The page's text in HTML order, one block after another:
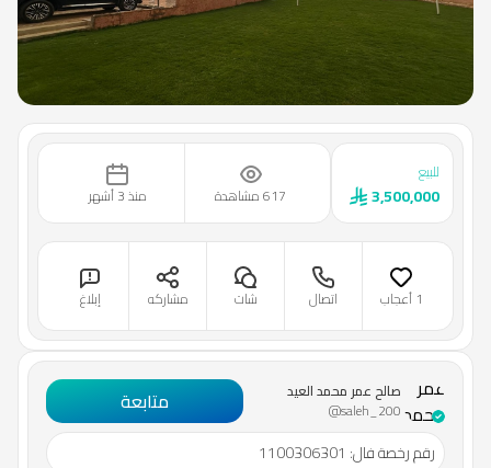
صالح
عمر
محمد
العيد
صالح عمر محمد العيد
@saleh_200 متابعة
رقم رخصة فال:
1100306301
للبيع
3,500,000 617 مشاهدة منذ 3 أشهر
1 أعجاب اتصال شات مشاركه إبلاغ